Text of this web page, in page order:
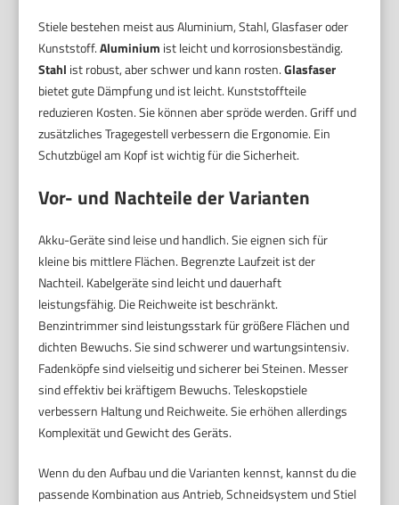
Stiele bestehen meist aus Aluminium, Stahl, Glasfaser oder
Kunststoff.Aluminium ist leicht und korrosionsbeständig.
Stahl ist robust, aber schwer und kann rosten.Glasfaser
bietet gute Dämpfung und ist leicht. Kunststoffteile
reduzieren Kosten. Sie können aber spröde werden. Griff und
zusätzliches Tragegestell verbessern die Ergonomie. Ein
Schutzbügel am Kopf ist wichtig für die Sicherheit.
Vor- und Nachteile der Varianten
Akku-Geräte sind leise und handlich. Sie eignen sich für
kleine bis mittlere Flächen. Begrenzte Laufzeit ist der
Nachteil. Kabelgeräte sind leicht und dauerhaft
leistungsfähig. Die Reichweite ist beschränkt.
Benzintrimmer sind leistungsstark für größere Flächen und
dichten Bewuchs. Sie sind schwerer und wartungsintensiv.
Fadenköpfe sind vielseitig und sicherer bei Steinen. Messer
sind effektiv bei kräftigem Bewuchs. Teleskopstiele
verbessern Haltung und Reichweite. Sie erhöhen allerdings
Komplexität und Gewicht des Geräts.
Wenn du den Aufbau und die Varianten kennst, kannst du die
passende Kombination aus Antrieb, Schneidsystem und Stiel